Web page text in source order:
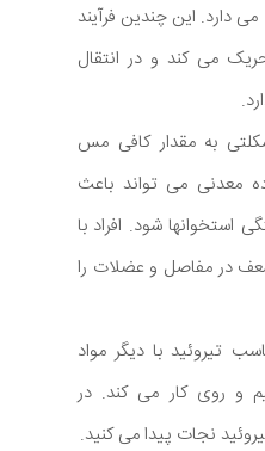
دارد. این چندین فرآیند
می کند و در انتقال
به مقدار کافی مس
معدنی می تواند باعث
استخوانها شود. افراد با
در مفاصل و عضلات را
تیروئید با دیگر مواد
و روی کار می کند. در
نجات پیدا می کنید.